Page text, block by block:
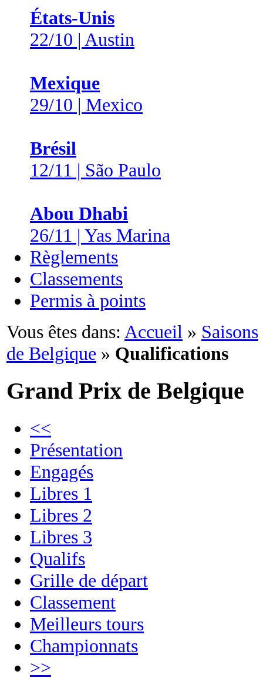
États-Unis
22/10 | Austin
Mexique
29/10 | Mexico
Brésil
12/11 | São Paulo
Abou Dhabi
26/11 | Yas Marina
Règlements
Classements
Permis à points
Vous êtes dans: Accueil » Saisons
de Belgique » Qualifications
Grand Prix de Belgique
<<
Présentation
Engagés
Libres 1
Libres 2
Libres 3
Qualifs
Grille de départ
Classement
Meilleurs tours
Championnats
>>